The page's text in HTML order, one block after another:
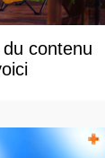
contenu